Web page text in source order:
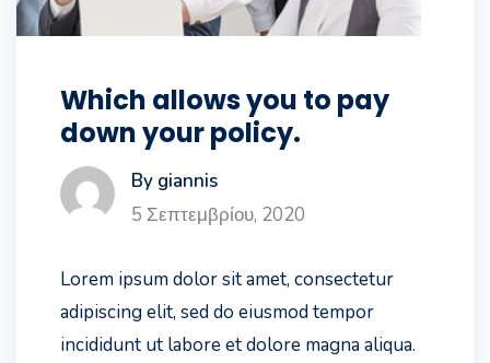
Which allows you to pay
down your policy.
By giannis
5 Σεπτεμβρίου, 2020
Lorem ipsum dolor sit amet, consectetur
adipiscing elit, sed do eiusmod tempor
incididunt ut labore et dolore magna aliqua.